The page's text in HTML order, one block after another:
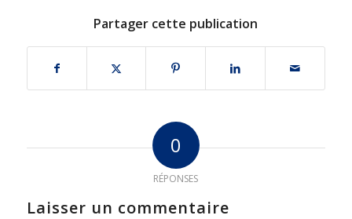
Partager cette publication
0
RÉPONSES
Laisser un commentaire